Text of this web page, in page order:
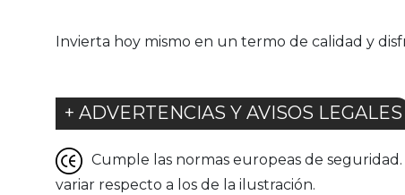
Invierta hoy mismo en un termo de calidad y
+ ADVERTENCIAS Y AVISOS LEGALES
Cumple las normas europeas de
variar respecto a los de la ilustración.